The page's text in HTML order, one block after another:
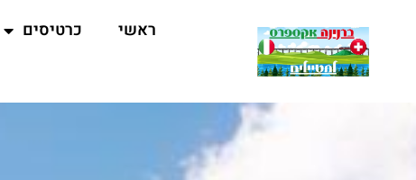
ראשי כרטיסים